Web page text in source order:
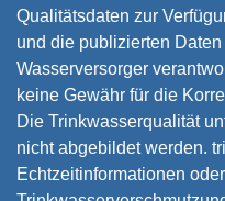
Qualitätsdaten zur
und die publizierten
Wasserversorger
keine Gewähr für die
Die Trinkwasserqualität
nicht abgebildet werden.
Echtzeitinformationen